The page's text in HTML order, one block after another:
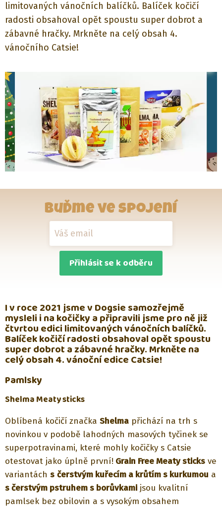
limitovaných vánočních balíčků. Balíček kočičí
radosti obsahoval opět spoustu super dobrot a
zábavné hračky. Mrkněte na celý obsah 4.
vánočního Catsie!
Buďme ve spojení
Přihlásit se k odběru
I v roce 2021 jsme v Dogsie samozřejmě
mysleli i na kočičky a připravili jsme pro ně již
čtvrtou edici limitovaných vánočních balíčků.
Balíček kočičí radosti obsahoval opět spoustu
super dobrot a zábavné hračky. Mrkněte na
celý obsah 4. vánoční edice Catsie!
Pamlsky
Shelma Meaty sticks
Oblíbená kočičí značka Shelma přichází na trh s
novinkou v podobě lahodných masových tyčinek se
superpotravinami, které mohly kočičky s Catsie
otestovat jako úplně první! Grain Free Meaty sticks ve
variantách s čerstvým kuřecím a krůtím s kurkumou a
s čerstvým pstruhem s borůvkami jsou kvalitní
pamlsek bez obilovin a s vysokým obsahem